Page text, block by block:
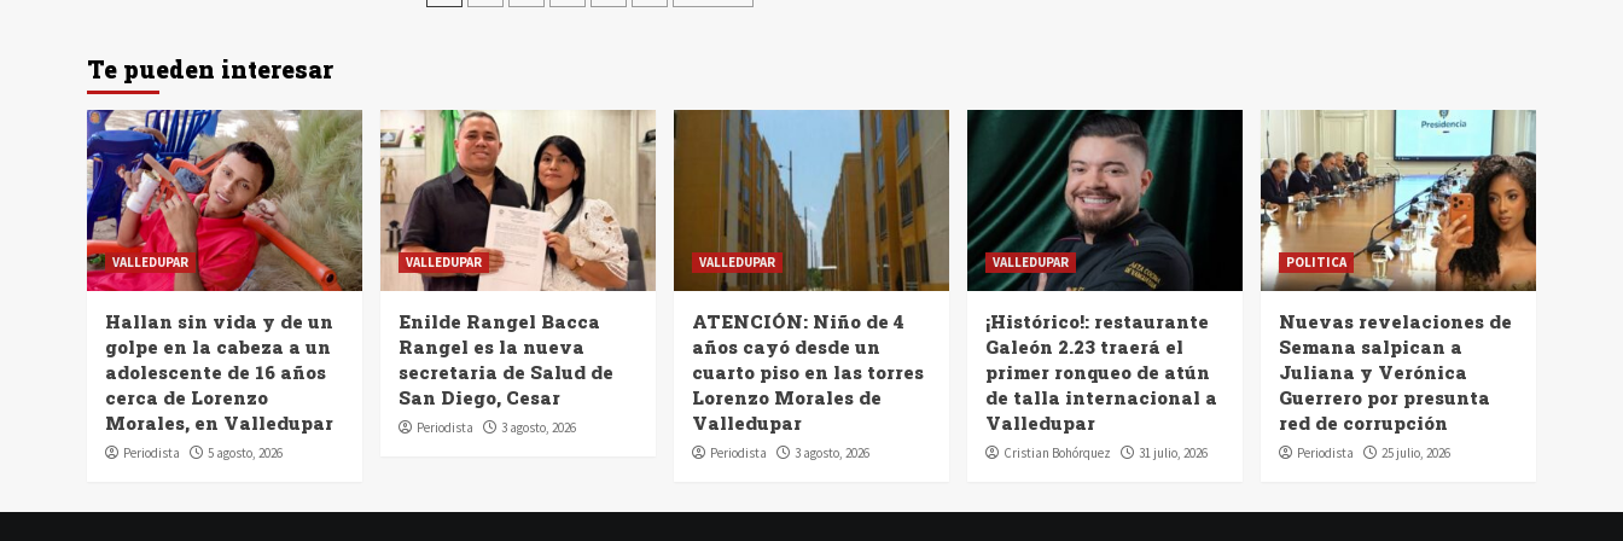
Te pueden interesar
VALLEDUPAR
Hallan sin vida y de un
golpe en la cabeza a un
adolescente de 16 años
cerca de Lorenzo
Morales, en Valledupar
Periodista 5 agosto, 2026
VALLEDUPAR
Enilde Rangel Bacca
Rangel es la nueva
secretaria de Salud de
San Diego, Cesar
Periodista 3 agosto, 2026
VALLEDUPAR
ATENCIÓN: Niño de 4
años cayó desde un
cuarto piso en las torres
Lorenzo Morales de
Valledupar
Periodista 3 agosto, 2026
VALLEDUPAR
¡Histórico!: restaurante
Galeón 2.23 traerá el
primer ronqueo de atún
de talla internacional a
Valledupar
Cristian Bohórquez 31 julio, 2026
POLITICA
Nuevas revelaciones de
Semana salpican a
Juliana y Verónica
Guerrero por presunta
red de corrupción
Periodista 25 julio, 2026